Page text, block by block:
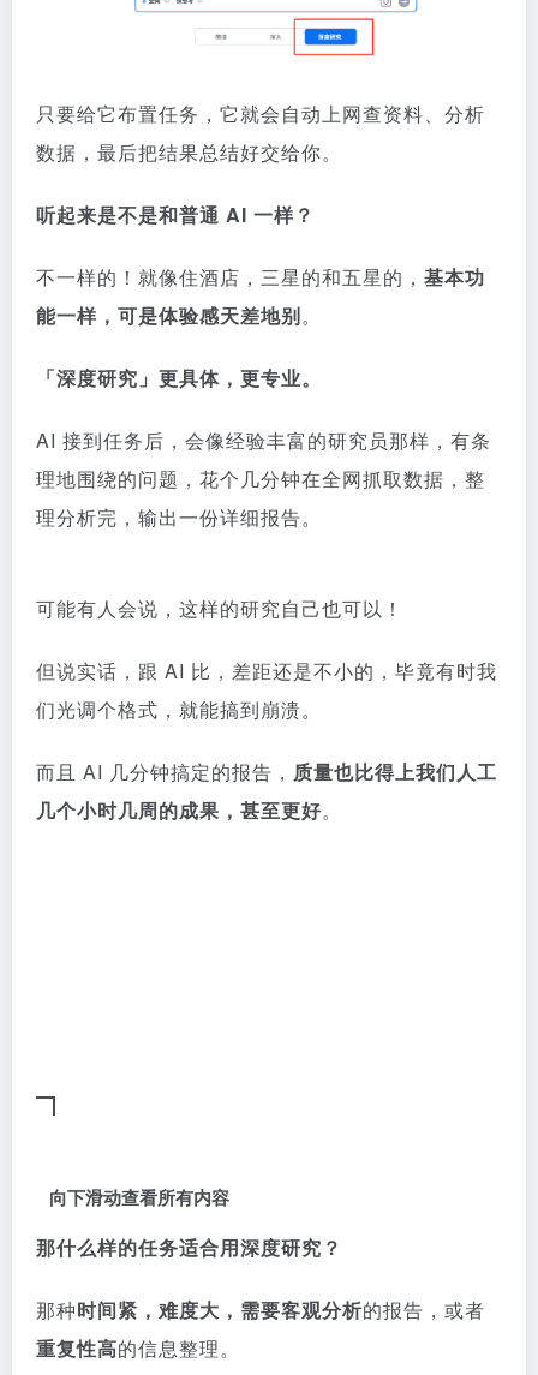
只要给它布置任务，它就会自动上网查资料、分析
数据，最后把结果总结好交给你。
听起来是不是和普通 AI 一样？
不一样的！就像住酒店，三星的和五星的， 基本功
能一样，可是体验感天差地别。
「深度研究」更具体，更专业。
AI 接到任务后，会像经验丰富的研究员那样，有条
理地围绕的问题，花个几分钟在全网抓取数据，整
理分析完，输出一份详细报告。
可能有人会说，这样的研究自己也可以！
但说实话，跟 AI 比，差距还是不小的，毕竟有时我
们光调个格式，就能搞到崩溃。
而且 AI 几分钟搞定的报告， 质量也比得上我们人工
几个小时几周的成果，甚至更好。
向下滑动查看所有内容
那什么样的任务适合用深度研究？
那种时间紧，难度大，需要客观分析的报告，或者
重复性高的信息整理。